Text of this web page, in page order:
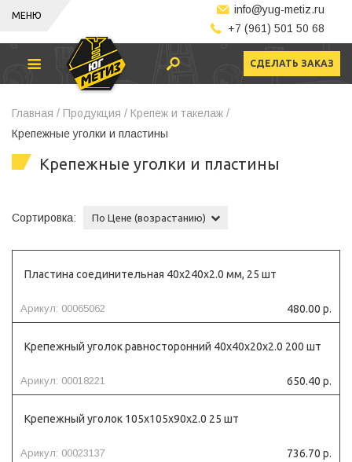
МЕНЮ
info@yug-metiz.ru
+7 (961) 501 50 68
СДЕЛАТЬ ЗАКАЗ
Главная / Продукция / Крепеж и такелаж /
Крепежные уголки и пластины
Крепежные уголки и пластины
Сортировка: По Цене (возрастанию)
Пластина соединительная 40х240х2.0 мм, 25 шт
Арикул: 00065062 480.00 р.
Крепежный уголок равносторонний 40х40х20х2.0 200 шт
Арикул: 00018221 650.40 р.
Крепежный уголок 105х105х90х2.0 25 шт
Арикул: 00023137 736.70 р.